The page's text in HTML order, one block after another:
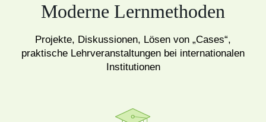
Moderne Lernmethoden
Projekte, Diskussionen, Lösen von „Cases“,
praktische Lehrveranstaltungen bei internationalen
Institutionen